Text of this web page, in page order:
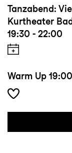
Tanzabend:
Kurtheater
19:30 - 22:00
Warm Up 19:00